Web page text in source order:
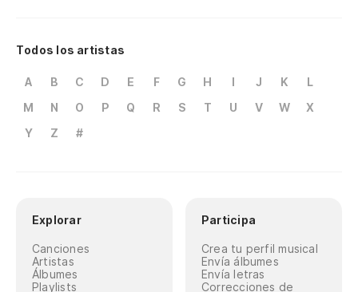
Todos los artistas
A B C D E F G H I J K
L
M
N O P Q R S T U V W
X
Y
Z #
Explorar
Canciones
Artistas
Álbumes
Playlists
Participa
Crea tu perfil musical
Envía álbumes
Envía letras
Correcciones de